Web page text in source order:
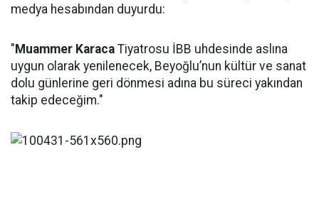
medya hesabından duyurdu:
" Muammer Karaca Tiyatrosu İBB uhdesinde aslına
uygun olarak yenilenecek, Beyoğlu’nun kültür ve sanat
dolu günlerine geri dönmesi adına bu süreci yakından
takip edeceğim."